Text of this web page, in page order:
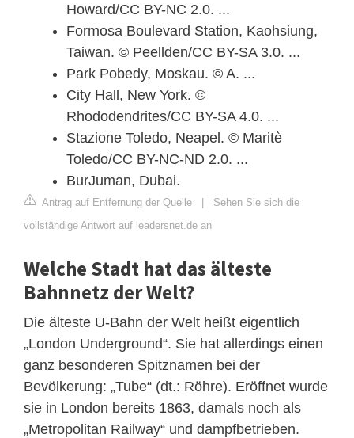
Howard/CC BY-NC 2.0. ...
Formosa Boulevard Station, Kaohsiung,
Taiwan. © Peellden/CC BY-SA 3.0. ...
Park Pobedy, Moskau. © A. ...
City Hall, New York. ©
Rhododendrites/CC BY-SA 4.0. ...
Stazione Toledo, Neapel. © Maritè
Toledo/CC BY-NC-ND 2.0. ...
BurJuman, Dubai.
Antrag auf Entfernung der Quelle | Sehen Sie sich die
vollständige Antwort auf leadersnet.de an
Welche Stadt hat das älteste
Bahnnetz der Welt?
Die älteste U-Bahn der Welt heißt eigentlich
„London Underground“. Sie hat allerdings einen
ganz besonderen Spitznamen bei der
Bevölkerung: „Tube“ (dt.: Röhre). Eröffnet wurde
sie in London bereits 1863, damals noch als
„Metropolitan Railway“ und dampfbetrieben.